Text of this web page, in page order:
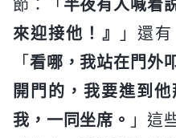
節：「 半夜有人喊着
來迎接他！』
」還
「 看哪，我站在門外
開門的，我要進到
我，一同坐席。 」這